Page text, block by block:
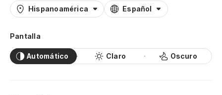
Hispanoamérica Español
Pantalla
Automático Claro Oscuro